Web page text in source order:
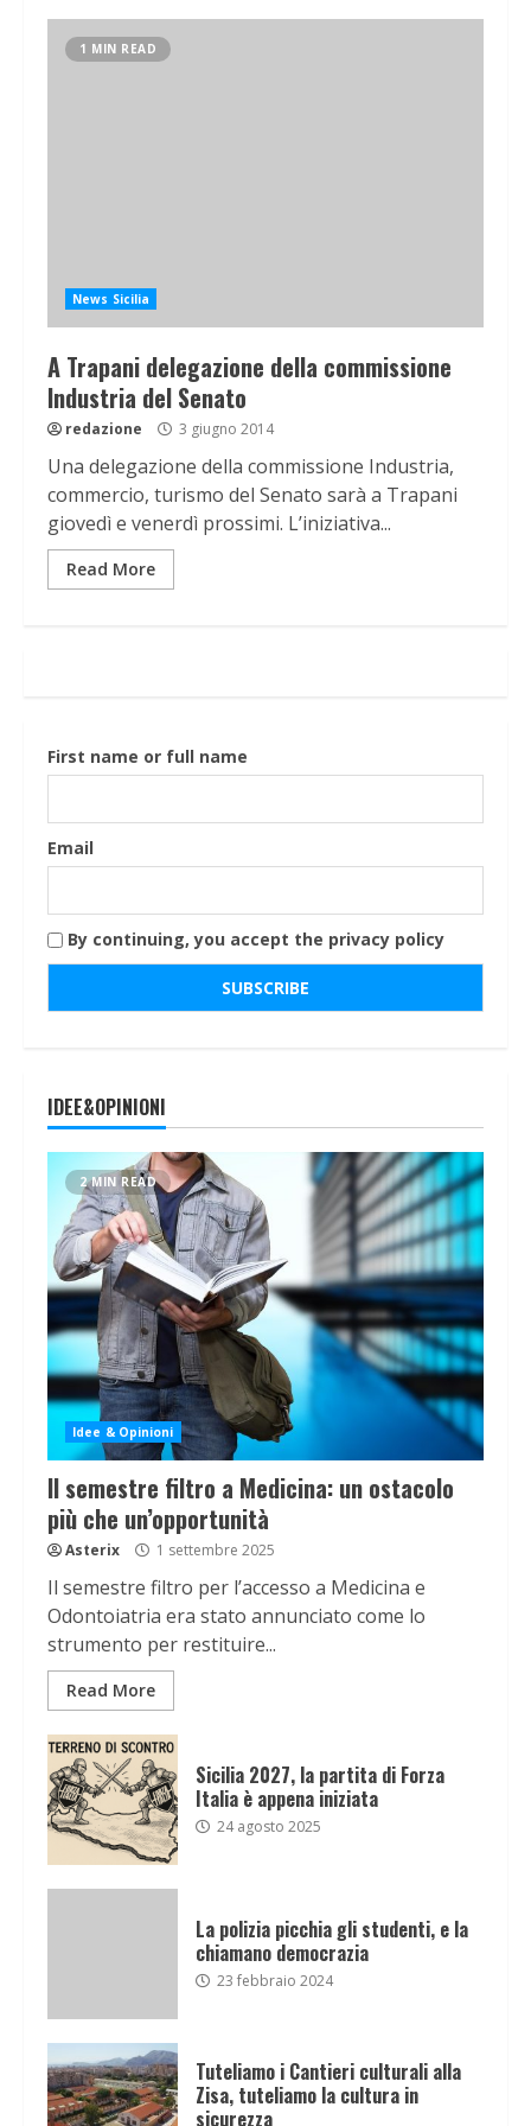
1 MIN READ
News Sicilia
A Trapani delegazione della commissione
Industria del Senato
redazione 3 giugno 2014
Una delegazione della commissione Industria,
commercio, turismo del Senato sarà a Trapani
giovedì e venerdì prossimi. L’iniziativa...
Read More
First name or full name
Email
By continuing, you accept the privacy policy
IDEE&OPINIONI
2 MIN READ
Idee & Opinioni
Il semestre filtro a Medicina: un ostacolo
più che un’opportunità
Asterix 1 settembre 2025
Il semestre filtro per l’accesso a Medicina e
Odontoiatria era stato annunciato come lo
strumento per restituire...
Read More
Sicilia 2027, la partita di Forza
Italia è appena iniziata
24 agosto 2025
La polizia picchia gli studenti, e la
chiamano democrazia
23 febbraio 2024
Tuteliamo i Cantieri culturali alla
Zisa, tuteliamo la cultura in
sicurezza